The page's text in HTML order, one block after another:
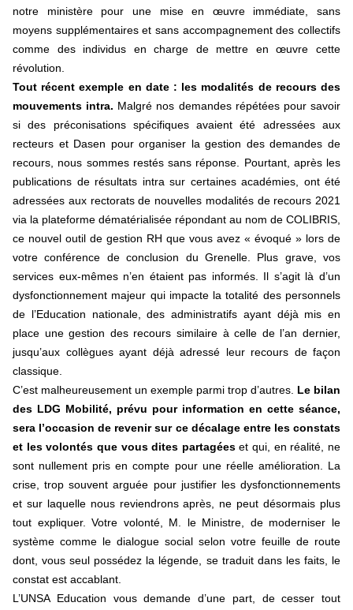
notre ministère pour une mise en œuvre immédiate, sans
moyens supplémentaires et sans accompagnement des collectifs
comme des individus en charge de mettre en œuvre cette
révolution.
Tout récent exemple en date : les modalités de recours des
mouvements intra. Malgré nos demandes répétées pour savoir
si des préconisations spécifiques avaient été adressées aux
recteurs et Dasen pour organiser la gestion des demandes de
recours, nous sommes restés sans réponse. Pourtant, après les
publications de résultats intra sur certaines académies, ont été
adressées aux rectorats de nouvelles modalités de recours 2021
via la plateforme dématérialisée répondant au nom de COLIBRIS,
ce nouvel outil de gestion RH que vous avez « évoqué » lors de
votre conférence de conclusion du Grenelle. Plus grave, vos
services eux-mêmes n’en étaient pas informés. Il s’agit là d’un
dysfonctionnement majeur qui impacte la totalité des personnels
de l’Education nationale, des administratifs ayant déjà mis en
place une gestion des recours similaire à celle de l’an dernier,
jusqu’aux collègues ayant déjà adressé leur recours de façon
classique.
C’est malheureusement un exemple parmi trop d’autres. Le bilan
des LDG Mobilité, prévu pour information en cette séance,
sera l’occasion de revenir sur ce décalage entre les constats
et les volontés que vous dites partagéeset qui, en réalité, ne
sont nullement pris en compte pour une réelle amélioration. La
crise, trop souvent arguée pour justifier les dysfonctionnements
et sur laquelle nous reviendrons après, ne peut désormais plus
tout expliquer. Votre volonté, M. le Ministre, de moderniser le
système comme le dialogue social selon votre feuille de route
dont, vous seul possédez la légende, se traduit dans les faits, le
constat est accablant.
L’UNSA Education vous demande d’une part, de cesser tout